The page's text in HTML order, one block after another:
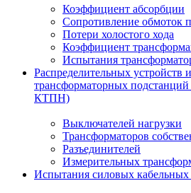
Коэффициент абсорбции
Сопротивление обмоток
Потери холостого хода
Коэффициент
Испытания
Распределительных устройств
трансформаторных
КТПН)
Выключателей нагрузки
Трансформаторов
Разъединителей
Измерительных
Испытания силовых